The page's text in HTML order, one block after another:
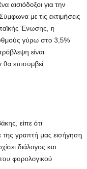
αισιόδοξοι για την
με τις εκτιμήσεις
Ένωσης, η
γύρω στο 3,5%
είναι
θα επισυμβεί
είπε ότι
γραπτή μας εισήγηση
διάλογος και
φορολογικού